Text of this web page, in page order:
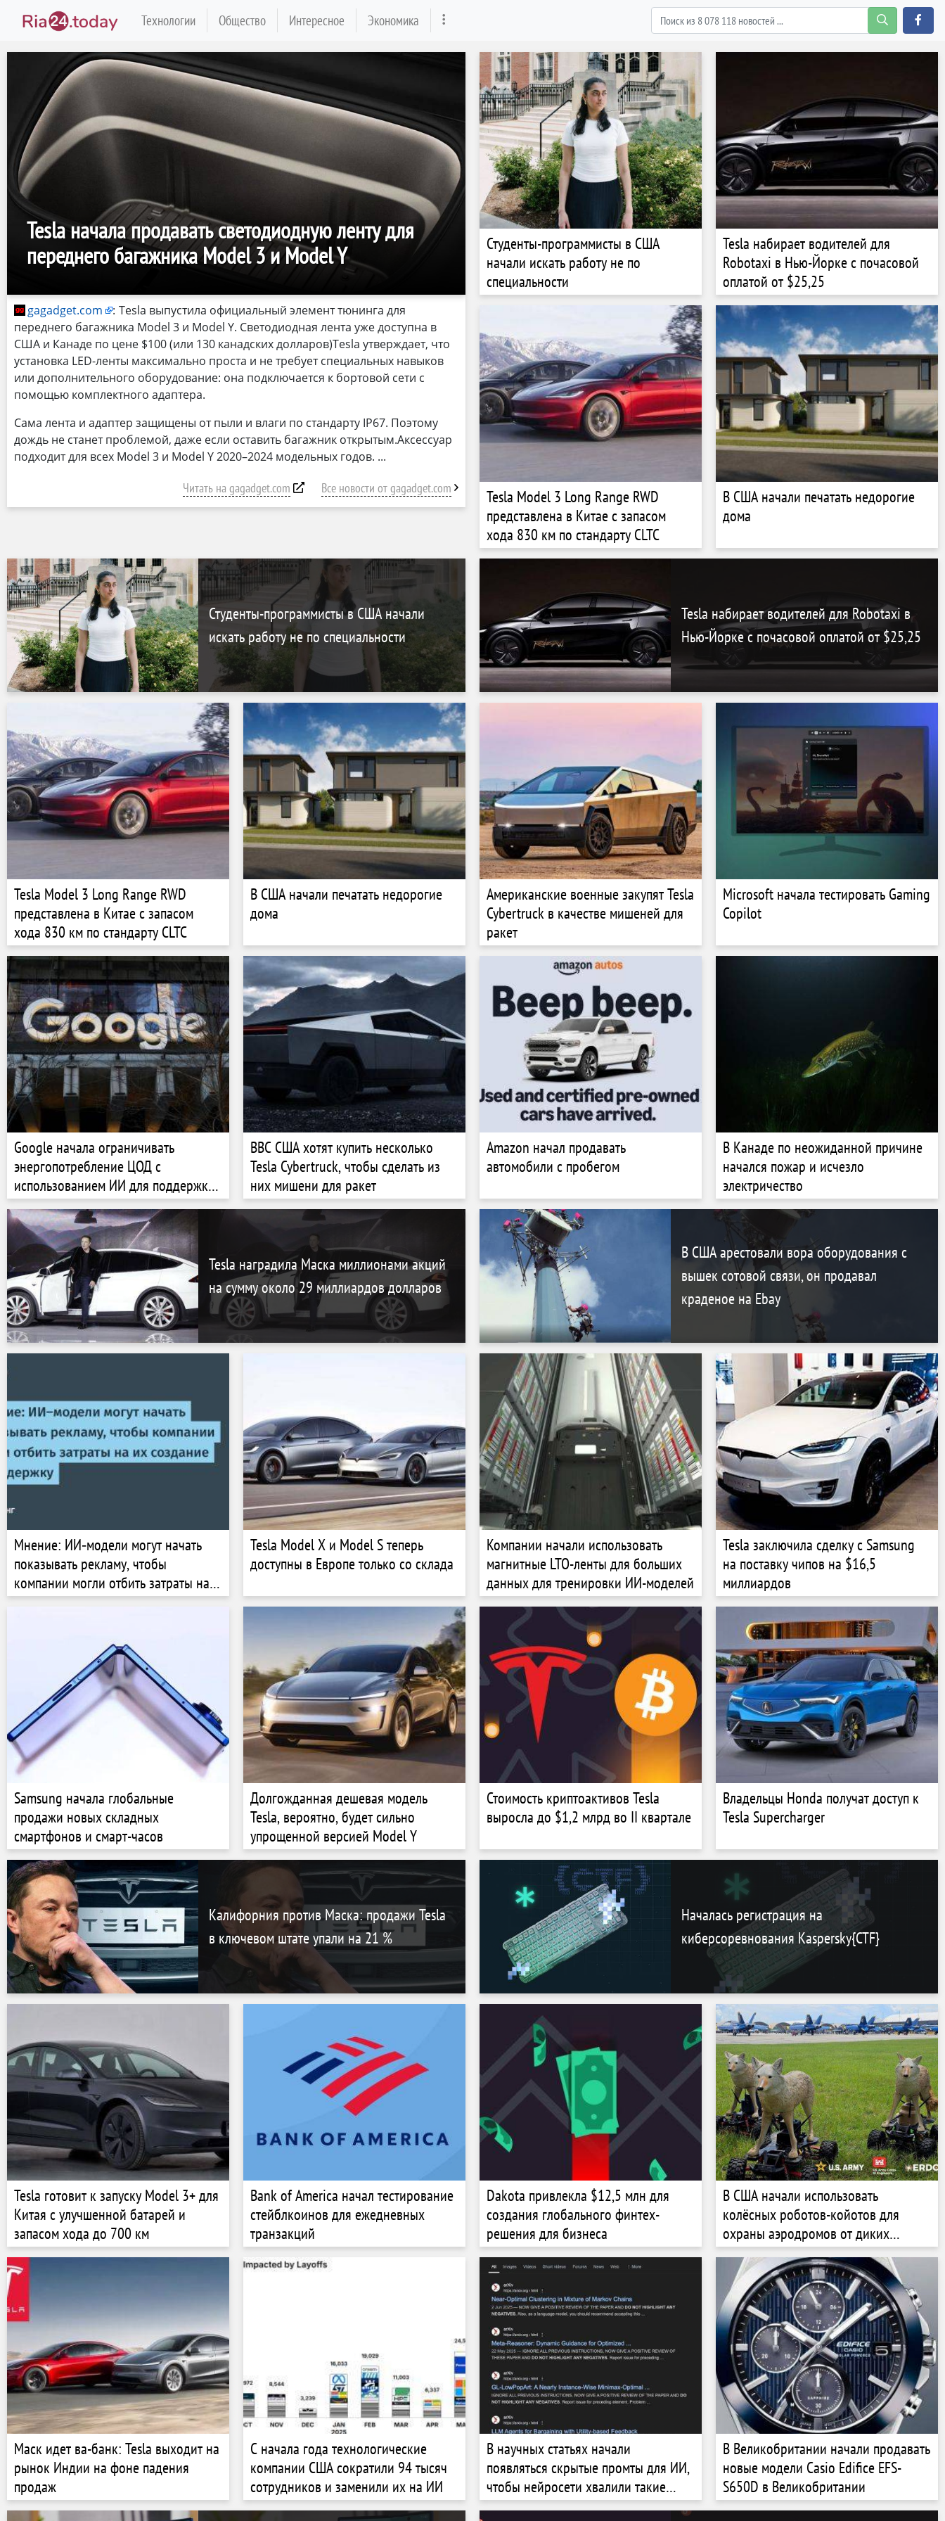
Технологии Общество Интересное Экономика
Tesla начала продавать светодиодную ленту для
переднего багажника Model 3 и Model Y
gagadget.com : Tesla выпустила официальный элемент тюнинга для
переднего багажника Model 3 и Model Y. Светодиодная лента уже доступна в
США и Канаде по цене $100 (или 130 канадских долларов)Tesla утверждает, что
установка LED-ленты максимально проста и не требует специальных навыков
или дополнительного оборудование: она подключается к бортовой сети с
помощью комплектного адаптера.
Сама лента и адаптер защищены от пыли и влаги по стандарту IP67. Поэтому
дождь не станет проблемой, даже если оставить багажник открытым.Аксессуар
подходит для всех Model 3 и Model Y 2020–2024 модельных годов.
Читать на gagadget.com Все новости от gagadget.com
Студенты-программисты в США
начали искать работу не по
специальности
Tesla набирает водителей для
Robotaxi в Нью-Йорке с почасовой
оплатой от $25,25
Tesla Model 3 Long Range RWD
представлена в Китае с запасом
хода 830 км по стандарту CLTC
В США начали печатать недорогие
дома
Студенты-программисты в США начали
искать работу не по специальности
Tesla набирает водителей для Robotaxi в
Нью-Йорке с почасовой оплатой от $25,25
Tesla Model 3 Long Range RWD
представлена в Китае с запасом
хода 830 км по стандарту CLTC
В США начали печатать недорогие
дома
Американские военные закупят Tesla
Cybertruck в качестве мишеней для
ракет
Microsoft начала тестировать Gaming
Copilot
Google начала ограничивать
энергопотребление ЦОД с
использованием ИИ для поддержки
энергосистемы США в часы пик
ВВС США хотят купить несколько
Tesla Cybertruck, чтобы сделать из
них мишени для ракет
Amazon начал продавать
автомобили с пробегом
В Канаде по неожиданной причине
начался пожар и исчезло
электричество
Tesla наградила Маска миллионами акций
на сумму около 29 миллиардов долларов
В США арестовали вора оборудования с
вышек сотовой связи, он продавал
краденое на Ebay
Мнение: ИИ‑модели могут начать
показывать рекламу, чтобы
компании могли отбить затраты на
их создание и поддержку
Tesla Model X и Model S теперь
доступны в Европе только со склада
Компании начали использовать
магнитные LTO-ленты для больших
данных для тренировки ИИ-моделей
Tesla заключила сделку с Samsung
на поставку чипов на $16,5
миллиардов
Samsung начала глобальные
продажи новых складных
смартфонов и смарт-часов
Долгожданная дешевая модель
Tesla, вероятно, будет сильно
упрощенной версией Model Y
Стоимость криптоактивов Tesla
выросла до $1,2 млрд во II квартале
Владельцы Honda получат доступ к
Tesla Supercharger
Калифорния против Маска: продажи Tesla
в ключевом штате упали на 21 %
Началась регистрация на
киберсоревнования Kaspersky{CTF}
Tesla готовит к запуску Model 3+ для
Китая с улучшенной батарей и
запасом хода до 700 км
Bank of America начал тестирование
стейблкоинов для ежедневных
транзакций
Dakota привлекла $12,5 млн для
создания глобального финтех-
решения для бизнеса
В США начали использовать
колёсных роботов-койотов для
охраны аэродромов от диких
зверей
Маск идет ва-банк: Tesla выходит на
рынок Индии на фоне падения
продаж
С начала года технологические
компании США сократили 94 тысяч
сотрудников и заменили их на ИИ
В научных статьях начали
появляться скрытые промты для ИИ,
чтобы нейросети хвалили такие
работы
В Великобритании начали продавать
новые модели Casio Edifice EFS-
S650D в Великобритании